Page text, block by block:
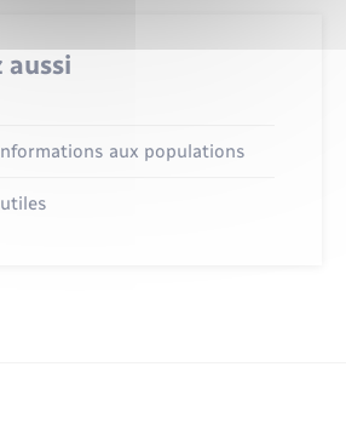
aussi
aux populations